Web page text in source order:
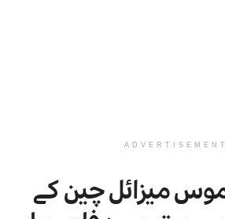
ADVERTISEMENT
میزائل چین کے